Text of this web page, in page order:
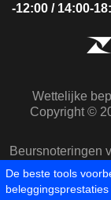
-12:00 / 14:00-
Wettelijke
Copyright ©
Beursnoteringen
De beste tools